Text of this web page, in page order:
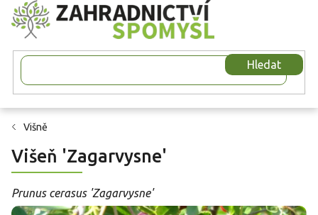
Přejít
na
obsah
Hledat
Višně
Višeň 'Zagarvysne'
Prunus cerasus 'Zagarvysne'